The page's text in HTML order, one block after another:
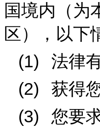
国境内（为
区），以下
(1)
法律
(2)
获得
(3)
您要